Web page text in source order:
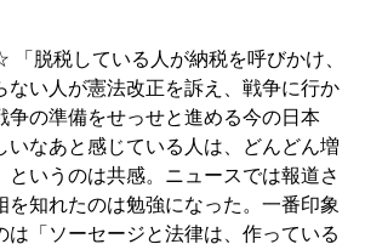
税している人が納税を呼びかけ、
ない人が憲法改正を訴え、戦争に行か
争の準備をせっせと進める今の日本
いなあと感じている人は、どんどん増
というのは共感。ニュースでは報道さ
を知れたのは勉強になった。一番印象
は「ソーセージと法律は、作っている